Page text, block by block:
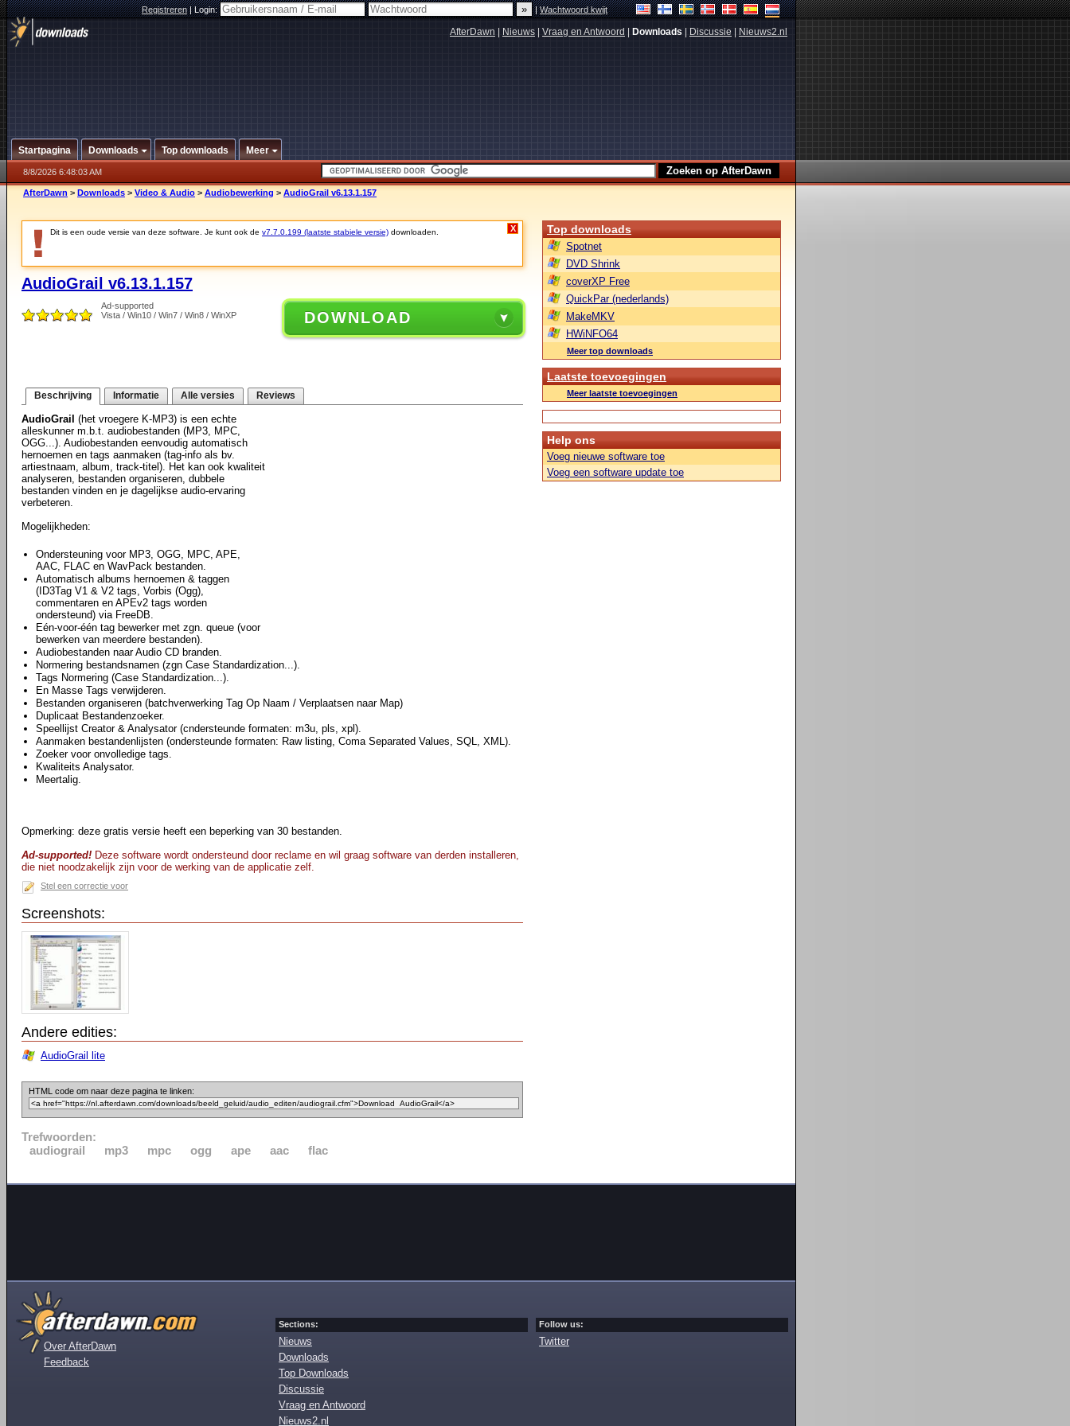
Registreren|Login: |Wachtwoord kwijt
AfterDawn Nieuws Vraag en Antwoord Downloads Discussie Nieuws2.nl
Startpagina Downloads Top downloads Meer
8/8/2026 6:48:03 AM
AfterDawn > Downloads > Video & Audio > Audiobewerking > AudioGrail v6.13.1.157
Dit is een oude versie van deze software. Je kunt ook de v7.7.0.199 (laatste stabiele versie) downloaden. X
AudioGrail v6.13.1.157
Ad-supported
Vista / Win10 / Win7 / Win8 / WinXP
DOWNLOAD
Beschrijving Informatie Alle versies Reviews
AudioGrail (het vroegere K-MP3) is een echte
alleskunner m.b.t. audiobestanden (MP3, MPC,
OGG...). Audiobestanden eenvoudig automatisch
hernoemen en tags aanmaken (tag-info als bv.
artiestnaam, album, track-titel). Het kan ook kwaliteit
analyseren, bestanden organiseren, dubbele
bestanden vinden en je dagelijkse audio-ervaring
verbeteren.
Mogelijkheden:
Ondersteuning voor MP3, OGG, MPC, APE,
AAC, FLAC en WavPack bestanden.
Automatisch albums hernoemen & taggen
(ID3Tag V1 & V2 tags, Vorbis (Ogg),
commentaren en APEv2 tags worden
ondersteund) via FreeDB.
Eén-voor-één tag bewerker met zgn. queue (voor
bewerken van meerdere bestanden).
Audiobestanden naar Audio CD branden.
Normering bestandsnamen (zgn Case Standardization...).
Tags Normering (Case Standardization...).
En Masse Tags verwijderen.
Bestanden organiseren (batchverwerking Tag Op Naam / Verplaatsen naar Map)
Duplicaat Bestandenzoeker.
Speellijst Creator & Analysator (cndersteunde formaten: m3u, pls, xpl).
Aanmaken bestandenlijsten (ondersteunde formaten: Raw listing, Coma Separated Values, SQL, XML).
Zoeker voor onvolledige tags.
Kwaliteits Analysator.
Meertalig.
Opmerking: deze gratis versie heeft een beperking van 30 bestanden.
Ad-supported! Deze software wordt ondersteund door reclame en wil graag software van derden installeren,
die niet noodzakelijk zijn voor de werking van de applicatie zelf.
Stel een correctie voor
Screenshots:
Andere edities:
AudioGrail lite
HTML code om naar deze pagina te linken:
Trefwoorden:
audiograil
mp3 mpc ogg ape aac flac
Top downloads
Spotnet
DVD Shrink
coverXP Free
QuickPar (nederlands)
MakeMKV
HWiNFO64
Meer top downloads
Laatste toevoegingen
Meer laatste toevoegingen
Help ons
Voeg nieuwe software toe
Voeg een software update toe
Over AfterDawn
Feedback
Sections:
Nieuws
Downloads
Top Downloads
Discussie
Vraag en Antwoord
Nieuws2.nl
Follow us:
Twitter